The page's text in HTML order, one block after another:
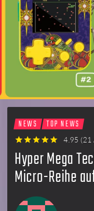
NEWS TOP NEWS
4.95 (21
Hyper Mega
Micro-Reihe